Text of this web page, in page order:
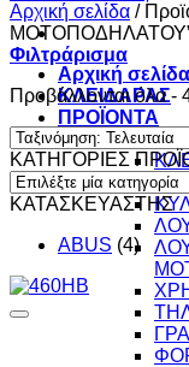
Αρχική σελίδα
ΚΛΕΙΔΑΡΑΣ
ΠΡΟΪΟΝΤΑ
Αρχική σελίδα /
Φιλτράρισμα
Προβάλλονται όλα -
ΚΑΤΗΓΟΡΙΕΣ
ΚΑΤΑΣΚΕΥΑΣΤΗΣ
ABUS (4)